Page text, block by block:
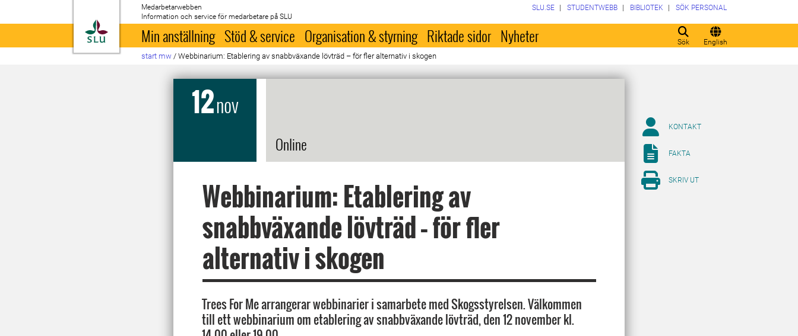
Till startsida
Medarbetarwebben
Information och service för medarbetare på SLU
Sök English
SLU.SE STUDENTWEBB BIBLIOTEK SÖK PERSONAL
Min anställning Stöd & service Organisation & styrning Riktade sidor Nyheter
start mw / Webbinarium: Etablering av snabbväxande lövträd – för fler alternativ i skogen
12nov
Online
Webbinarium: Etablering av
snabbväxande lövträd – för fler
alternativ i skogen
Trees For Me arrangerar webbinarier i samarbete med Skogsstyrelsen. Välkommen
till ett webbinarium om etablering av snabbväxande lövträd, den 12 november kl.
KONTAKT
FAKTA
SKRIV UT